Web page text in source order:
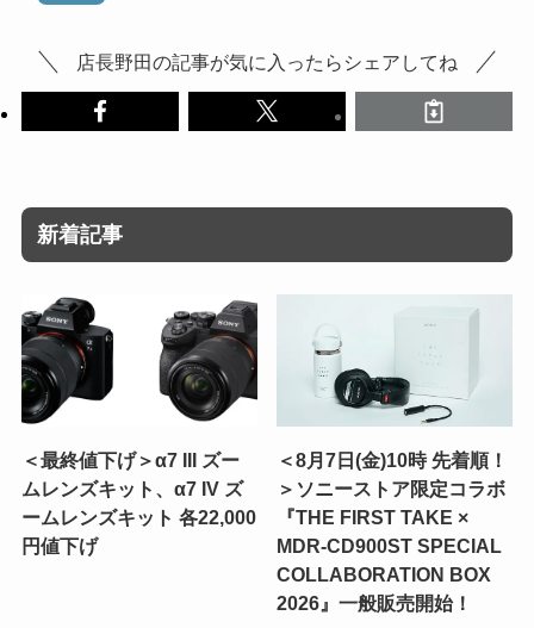
店長野田の記事が気に入ったらシェアしてね
新着記事
＜最終値下げ＞α7 III ズー
ムレンズキット、α7 IV ズ
ームレンズキット 各22,000
円値下げ
＜8月7日(金)10時 先着順！
＞ソニーストア限定コラボ
『THE FIRST TAKE ×
MDR-CD900ST SPECIAL
COLLABORATION BOX
2026』一般販売開始！